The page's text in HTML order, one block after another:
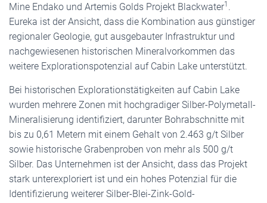
Mine Endako und Artemis Golds Projekt Blackwater1 .
Eureka ist der Ansicht, dass die Kombination aus günstiger
regionaler Geologie, gut ausgebauter Infrastruktur und
nachgewiesenen historischen Mineralvorkommen das
weitere Explorationspotenzial auf Cabin Lake unterstützt.
Bei historischen Explorationstätigkeiten auf Cabin Lake
wurden mehrere Zonen mit hochgradiger Silber-Polymetall-
Mineralisierung identifiziert, darunter Bohrabschnitte mit
bis zu 0,61 Metern mit einem Gehalt von 2.463 g/t Silber
sowie historische Grabenproben von mehr als 500 g/t
Silber. Das Unternehmen ist der Ansicht, dass das Projekt
stark unterexploriert ist und ein hohes Potenzial für die
Identifizierung weiterer Silber-Blei-Zink-Gold-